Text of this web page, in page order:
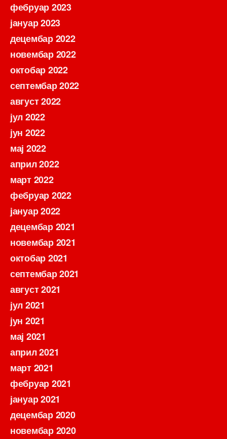
фебруар 2023
јануар 2023
децембар 2022
новембар 2022
октобар 2022
септембар 2022
август 2022
јул 2022
јун 2022
мај 2022
април 2022
март 2022
фебруар 2022
јануар 2022
децембар 2021
новембар 2021
октобар 2021
септембар 2021
август 2021
јул 2021
јун 2021
мај 2021
април 2021
март 2021
фебруар 2021
јануар 2021
децембар 2020
новембар 2020